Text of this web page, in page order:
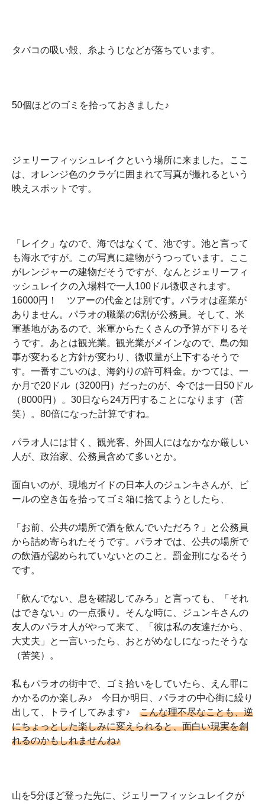
タバコの吸い殻、糸ようじなどが落ちています。
50個ほどのゴミを拾っておきました♪
ジェリーフィッシュレイクという場所に来ました。ここ
は、オレンジ色のクラゲに囲まれて写真が撮れるという
映えスポットです。
「レイク」なので、海ではなくて、池です。池と言って
も海水ですが。この写真に建物がうつっています。ここ
がレンジャーの建物だそうですが、なんとジェリーフィ
ッシュレイクの入場料で一人100ドル徴収されます。
16000円！ ツアーの代金とは別です。パラオは産業が
ありません。パラオの職業の6割が公務員。そして、米
軍基地があるので、米軍からたくさんの予算が下りるそ
うです。あとは観光業。観光業がメインなので、島の知
事が変わると方針が変わり、徴収量が上下するそうで
す。一番すごいのは、海釣りの許可料金。かつては、一
か月で20ドル（3200円）だったのが、今では一日50ドル
（8000円）。30日なら24万円することになります（苦
笑）。80倍になった計算ですね。
パラオ人には甘く、観光客、外国人にはなかなか厳しい
人が、政治家、公務員含めて多いとか。
面白いのが、現地ガイドの日本人のジュンキさんが、ビ
ールの空き缶を拾ってゴミ箱に捨てようとしたら、
「お前、公共の場所で酒を飲んでいただろ？」と公務員
から詰め寄られたそうです。パラオでは、公共の場所で
の飲酒が認められていないとのこと。罰金刑になるそう
です。
「飲んでない、息を確認してみろ」と言っても、「それ
はできない」の一点張り。そんな時に、ジュンキさんの
友人のパラオ人がやって来て、「彼は私の友達だから、
大丈夫」と一言いったら、おとがめなしになったそうな
（苦笑）。
私もパラオの街中で、ゴミ拾いをしていたら、えん罪に
かかるのか楽しみ♪ 今日か明日、パラオの中心街に繰り
出して、トライしてみます♪ こんな理不尽なことも、逆
にちょっとした楽しみに変えられると、面白い現実を創
れるのかもしれませんね♪
山を5分ほど登った先に、ジェリーフィッシュレイクが